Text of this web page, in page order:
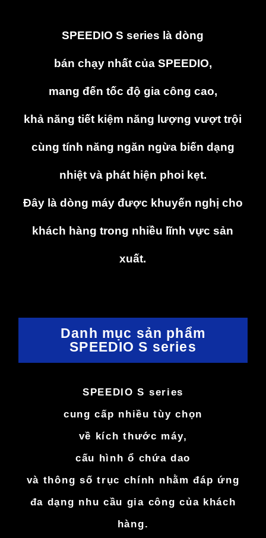
SPEEDIO S series là dòng
bán chạy nhất của SPEEDIO,
mang đến tốc độ gia công cao,
khả năng tiết kiệm năng lượng vượt trội
cùng tính năng ngăn ngừa biến dạng
nhiệt và phát hiện phoi kẹt.
Đây là dòng máy được khuyến nghị cho
khách hàng trong nhiều lĩnh vực sản
xuất.
Danh mục sản phẩm
SPEEDIO S series
SPEEDIO S series
cung cấp nhiều tùy chọn
về kích thước máy,
cấu hình ổ chứa dao
và thông số trục chính nhằm đáp ứng
đa dạng nhu cầu gia công của khách
hàng.